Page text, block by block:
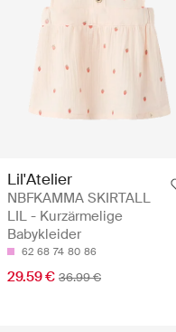
Lil'Atelier
NBFKAMMA SKIRTALL
LIL - Kurzärmelige
Babykleider
62 68 74 80 86
29.59 € 36.99 €